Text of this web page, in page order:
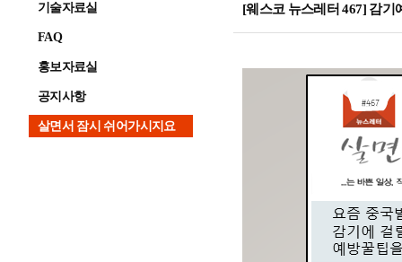
기술자료실
FAQ
홍보자료실
공지사항
살면서 잠시 쉬어가시지요
[웨스코 뉴스레터 467] 감기